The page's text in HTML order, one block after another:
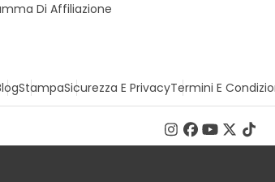
Di Affiliazione
StampaSicurezza E PrivacyTermini E